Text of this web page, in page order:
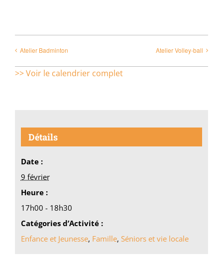
Atelier Badminton Atelier Volley-ball
>> Voir le calendrier complet
Détails
Date :
9 février
Heure :
17h00 - 18h30
Catégories d’Activité :
Enfance et Jeunesse, Famille, Séniors et vie locale